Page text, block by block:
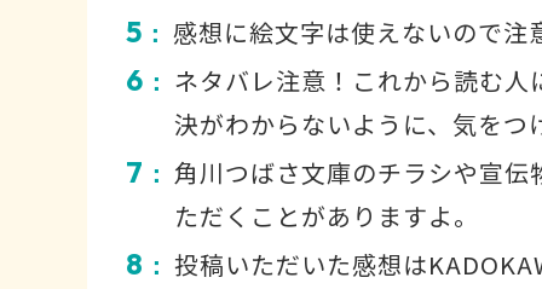
5 ： 感想に絵文字は使えないので注
6 ： ネタバレ注意！これから読む人
決がわからないように、気をつ
7 ： 角川つばさ文庫のチラシや宣伝
ただくことがありますよ。
8 ： 投稿いただいた感想は